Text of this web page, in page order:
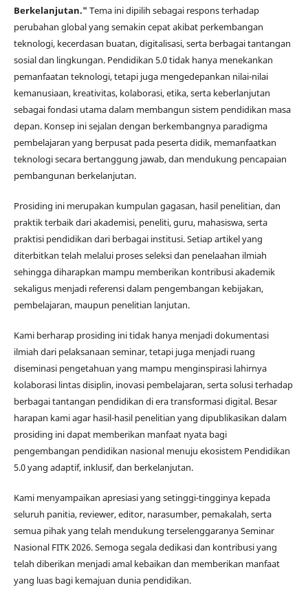
Berkelanjutan." Tema ini dipilih sebagai respons terhadap
perubahan global yang semakin cepat akibat perkembangan
teknologi, kecerdasan buatan, digitalisasi, serta berbagai tantangan
sosial dan lingkungan. Pendidikan 5.0 tidak hanya menekankan
pemanfaatan teknologi, tetapi juga mengedepankan nilai-nilai
kemanusiaan, kreativitas, kolaborasi, etika, serta keberlanjutan
sebagai fondasi utama dalam membangun sistem pendidikan masa
depan. Konsep ini sejalan dengan berkembangnya paradigma
pembelajaran yang berpusat pada peserta didik, memanfaatkan
teknologi secara bertanggung jawab, dan mendukung pencapaian
pembangunan berkelanjutan.
Prosiding ini merupakan kumpulan gagasan, hasil penelitian, dan
praktik terbaik dari akademisi, peneliti, guru, mahasiswa, serta
praktisi pendidikan dari berbagai institusi. Setiap artikel yang
diterbitkan telah melalui proses seleksi dan penelaahan ilmiah
sehingga diharapkan mampu memberikan kontribusi akademik
sekaligus menjadi referensi dalam pengembangan kebijakan,
pembelajaran, maupun penelitian lanjutan.
Kami berharap prosiding ini tidak hanya menjadi dokumentasi
ilmiah dari pelaksanaan seminar, tetapi juga menjadi ruang
diseminasi pengetahuan yang mampu menginspirasi lahirnya
kolaborasi lintas disiplin, inovasi pembelajaran, serta solusi terhadap
berbagai tantangan pendidikan di era transformasi digital. Besar
harapan kami agar hasil-hasil penelitian yang dipublikasikan dalam
prosiding ini dapat memberikan manfaat nyata bagi
pengembangan pendidikan nasional menuju ekosistem Pendidikan
5.0 yang adaptif, inklusif, dan berkelanjutan.
Kami menyampaikan apresiasi yang setinggi-tingginya kepada
seluruh panitia, reviewer, editor, narasumber, pemakalah, serta
semua pihak yang telah mendukung terselenggaranya Seminar
Nasional FITK 2026. Semoga segala dedikasi dan kontribusi yang
telah diberikan menjadi amal kebaikan dan memberikan manfaat
yang luas bagi kemajuan dunia pendidikan.